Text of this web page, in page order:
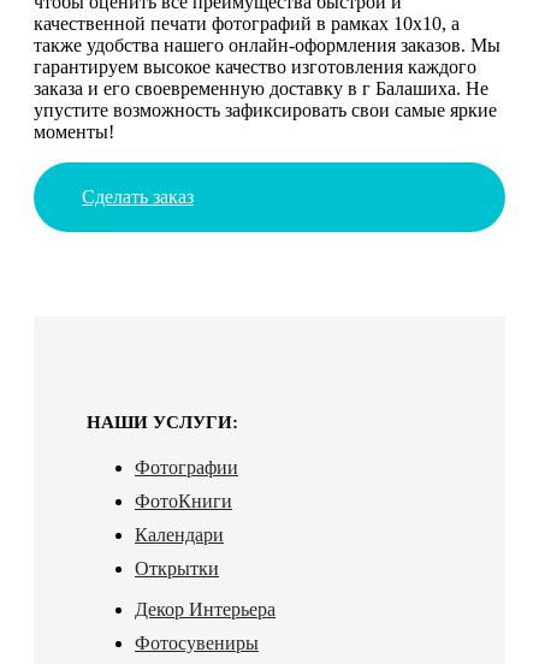
качественной печати фотографий в рамках 10х10, а
также удобства нашего онлайн-оформления заказов. Мы
гарантируем высокое качество изготовления каждого
заказа и его своевременную доставку в г Балашиха. Не
упустите возможность зафиксировать свои самые яркие
моменты!
Сделать заказ
НАШИ УСЛУГИ:
Фотографии
ФотоКниги
Календари
Открытки
Декор Интерьера
Фотосувениры